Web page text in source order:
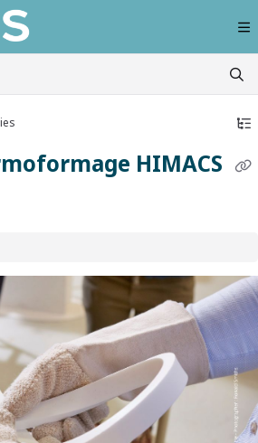
index at:
https://himacs-
pages before exploring further.
HIMACS